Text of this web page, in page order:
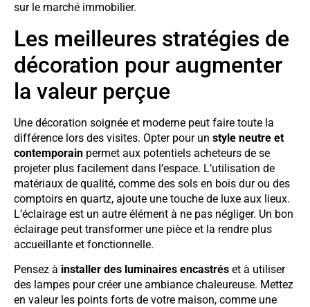
sur le marché immobilier.
Les meilleures stratégies de
décoration pour augmenter
la valeur perçue
Une décoration soignée et moderne peut faire toute la
différence lors des visites. Opter pour un style neutre et
contemporain permet aux potentiels acheteurs de se
projeter plus facilement dans l’espace. L’utilisation de
matériaux de qualité, comme des sols en bois dur ou des
comptoirs en quartz, ajoute une touche de luxe aux lieux.
L’éclairage est un autre élément à ne pas négliger. Un bon
éclairage peut transformer une pièce et la rendre plus
accueillante et fonctionnelle.
Pensez à installer des luminaires encastrés et à utiliser
des lampes pour créer une ambiance chaleureuse. Mettez
en valeur les points forts de votre maison, comme une